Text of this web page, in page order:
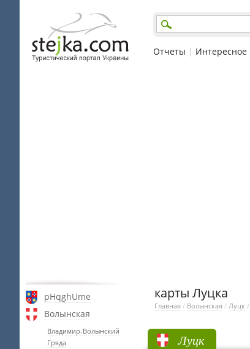
Отчеты | Интересное
pHqghUme
Волынская
Владимир-Волынский
Гряда
карты Луцка
Главная / Волынская / Луцк /
Луцк